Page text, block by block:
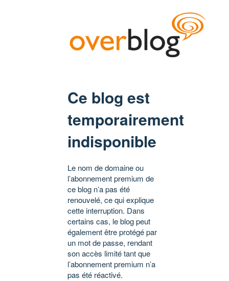
Ce blog est
temporairement
indisponible
Le nom de domaine ou
l’abonnement premium de
ce blog n’a pas été
renouvelé, ce qui explique
cette interruption. Dans
certains cas, le blog peut
également être protégé par
un mot de passe, rendant
son accès limité tant que
l’abonnement premium n’a
pas été réactivé.